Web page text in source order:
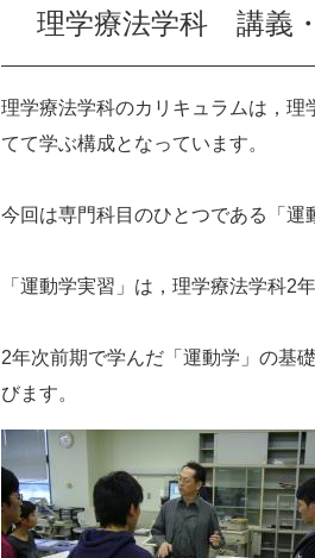
理学療法学科 講義
理学療法学科のカリキュラムは，
てて学ぶ構成となっています。
今回は専門科目のひとつである「運
「運動学実習」は，理学療法学科2
2年次前期で学んだ「運動学」の基
びます。